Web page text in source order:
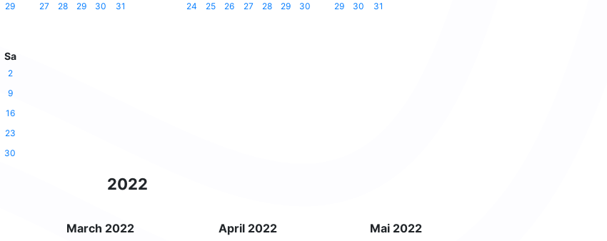
29
27
28 29 30 31
24
25 26 27 28 29 30
29
30 31
Sa
2
9
16
23
30
2022
March 2022 April 2022 Mai 2022